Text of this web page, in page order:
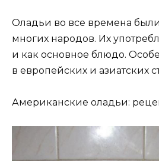
Оладьи во все времена
многих народов. Их
и как основное блюдо.
в европейских и азиатских
Американские оладьи: